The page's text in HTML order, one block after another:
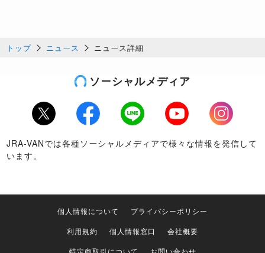
トップ ニュース ニュース詳細
ソーシャルメディア
Twitter Facebook LINE Youtube
Instagram
JRA-VANでは各種ソーシャルメディアで様々な情報を発信して
います。
個人情報について
プライバシーポリシー
利用規約
個人情報窓口
会社概要
特定商取引について
お問い合わせ